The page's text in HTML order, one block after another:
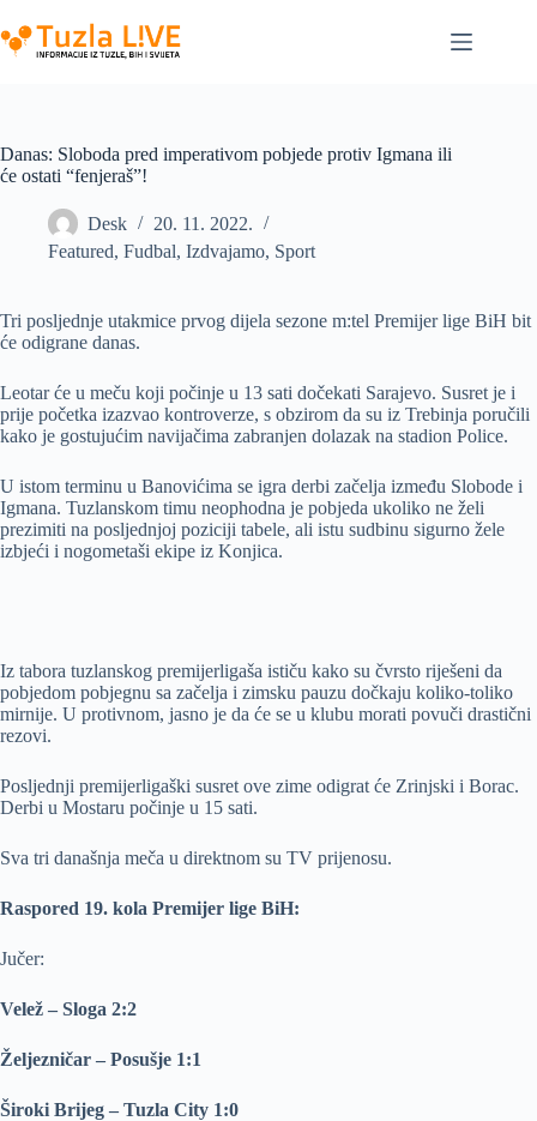
to
content
Danas: Sloboda pred imperativom pobjede protiv Igmana ili
će ostati “fenjeraš”!
Desk
20. 11. 2022.
Featured, Fudbal, Izdvajamo, Sport
Tri posljednje utakmice prvog dijela sezone m:tel Premijer lige BiH bit
će odigrane danas.
Leotar će u meču koji počinje u 13 sati dočekati Sarajevo. Susret je i
prije početka izazvao kontroverze, s obzirom da su iz Trebinja poručili
kako je gostujućim navijačima zabranjen dolazak na stadion Police.
U istom terminu u Banovićima se igra derbi začelja između Slobode i
Igmana. Tuzlanskom timu neophodna je pobjeda ukoliko ne želi
prezimiti na posljednjoj poziciji tabele, ali istu sudbinu sigurno žele
izbjeći i nogometaši ekipe iz Konjica.
Iz tabora tuzlanskog premijerligaša ističu kako su čvrsto riješeni da
pobjedom pobjegnu sa začelja i zimsku pauzu dočkaju koliko-toliko
mirnije. U protivnom, jasno je da će se u klubu morati povuči drastični
rezovi.
Posljednji premijerligaški susret ove zime odigrat će Zrinjski i Borac.
Derbi u Mostaru počinje u 15 sati.
Sva tri današnja meča u direktnom su TV prijenosu.
Raspored 19. kola Premijer lige BiH:
Jučer:
Velež – Sloga 2:2
Željezničar – Posušje 1:1
Široki Brijeg – Tuzla City 1:0